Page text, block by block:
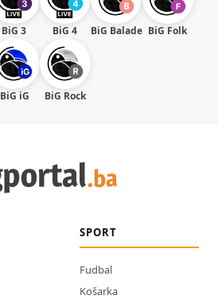
BiG 3 BiG 4 BiG Balade BiG Folk
BiG iG BiG Rock
SPORT
Fudbal
Košarka